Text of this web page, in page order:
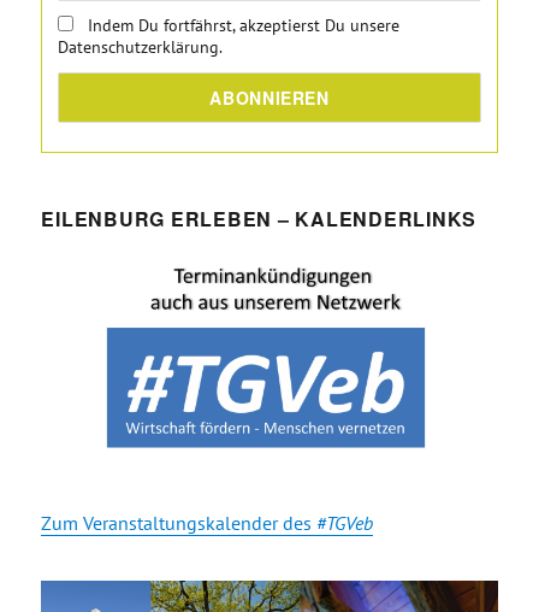
Indem Du fortfährst, akzeptierst Du unsere
Datenschutzerklärung.
EILENBURG ERLEBEN – KALENDERLINKS
Zum Veranstaltungskalender des #TGVeb